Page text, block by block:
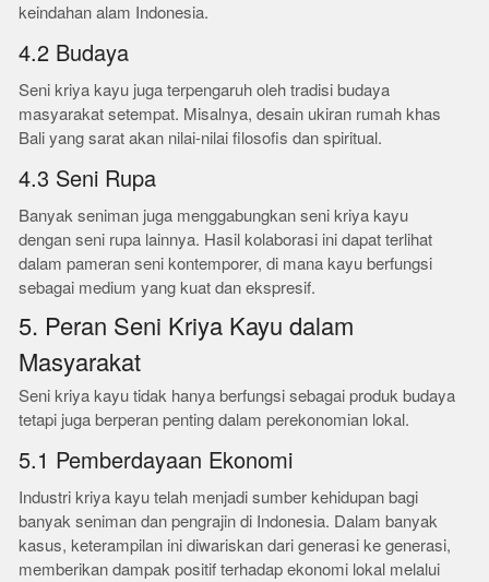
keindahan alam Indonesia.
4.2 Budaya
Seni kriya kayu juga terpengaruh oleh tradisi budaya
masyarakat setempat. Misalnya, desain ukiran rumah khas
Bali yang sarat akan nilai-nilai filosofis dan spiritual.
4.3 Seni Rupa
Banyak seniman juga menggabungkan seni kriya kayu
dengan seni rupa lainnya. Hasil kolaborasi ini dapat terlihat
dalam pameran seni kontemporer, di mana kayu berfungsi
sebagai medium yang kuat dan ekspresif.
5. Peran Seni Kriya Kayu dalam
Masyarakat
Seni kriya kayu tidak hanya berfungsi sebagai produk budaya
tetapi juga berperan penting dalam perekonomian lokal.
5.1 Pemberdayaan Ekonomi
Industri kriya kayu telah menjadi sumber kehidupan bagi
banyak seniman dan pengrajin di Indonesia. Dalam banyak
kasus, keterampilan ini diwariskan dari generasi ke generasi,
memberikan dampak positif terhadap ekonomi lokal melalui